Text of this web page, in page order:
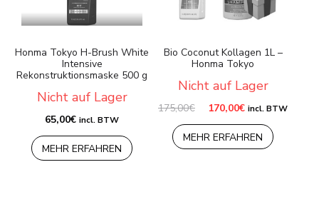
Honma Tokyo H-Brush White
Intensive
Rekonstruktionsmaske 500 g
Nicht auf Lager
65,00€ incl. BTW
MEHR ERFAHREN
Bio Coconut Kollagen 1L –
Honma Tokyo
Nicht auf Lager
175,00€ Ursprünglicher
war:
175,00€
170,00€Aktueller
ist:
170,00€.
incl. BTW
MEHR ERFAHREN